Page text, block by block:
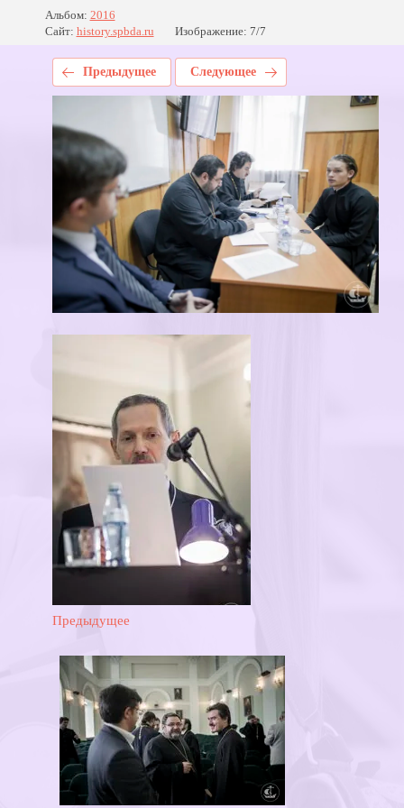
Альбом: 2016
Сайт: history.spbda.ru Изображение: 7/7
Предыдущее Следующее
Предыдущее